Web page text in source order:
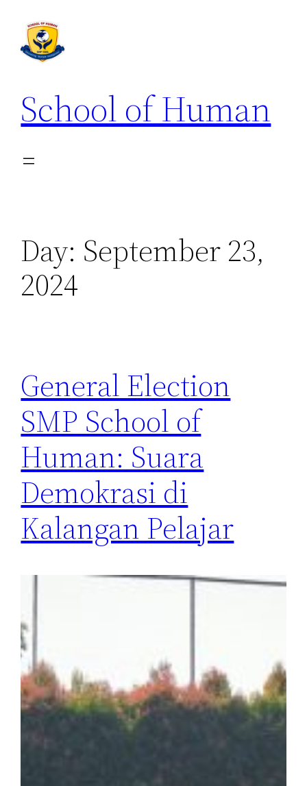
School of Human
Day: September 23,
2024
General Election
SMP School of
Human: Suara
Demokrasi di
Kalangan Pelajar